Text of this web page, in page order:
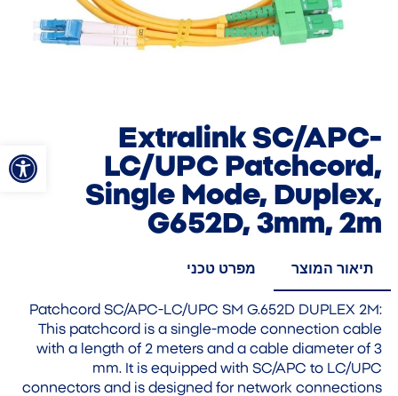
פתח
Extralink SC/APC-
LC/UPC Patchcord,
Single Mode, Duplex,
G652D, 3mm, 2m
תיאור המוצר מפרט טכני
Patchcord SC/APC-LC/UPC SM G.652D DUPLEX 2M:
This patchcord is a single-mode connection cable
with a length of 2 meters and a cable diameter of 3
mm. It is equipped with SC/APC to LC/UPC
connectors and is designed for network connections